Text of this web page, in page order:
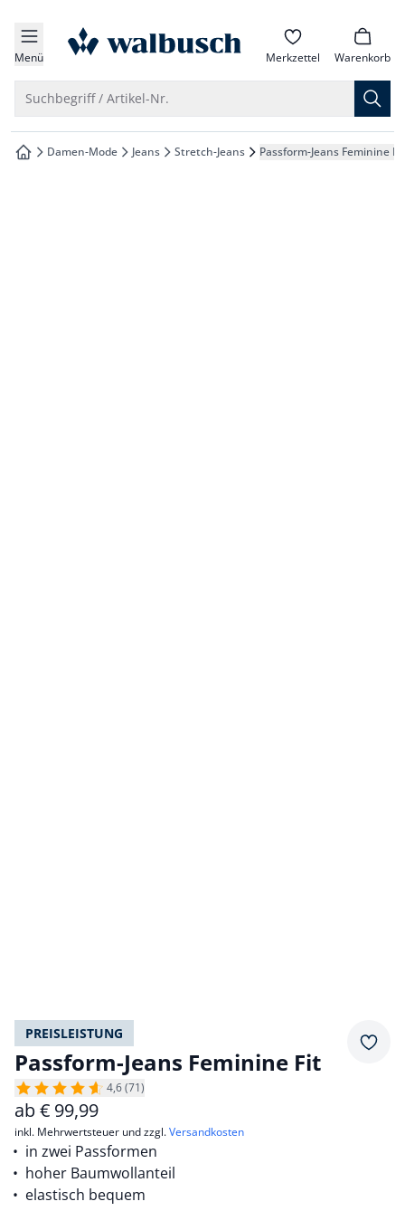
springen
springen
springen
springen
Menü zur Startseite Merkzettel Warenkorb
Suchbegriff / Artikel-Nr.
zur Startseite
Damen-Mode Jeans Stretch-Jeans Passform-Jeans Feminine Fit
PREISLEISTUNG
Passform-Jeans Feminine Fit
4,6 (71)
ab€ 99,99
inkl. Mehrwertsteuer und zzgl.Versandkosten
in zwei Passformen
hoher Baumwollanteil
elastisch bequem